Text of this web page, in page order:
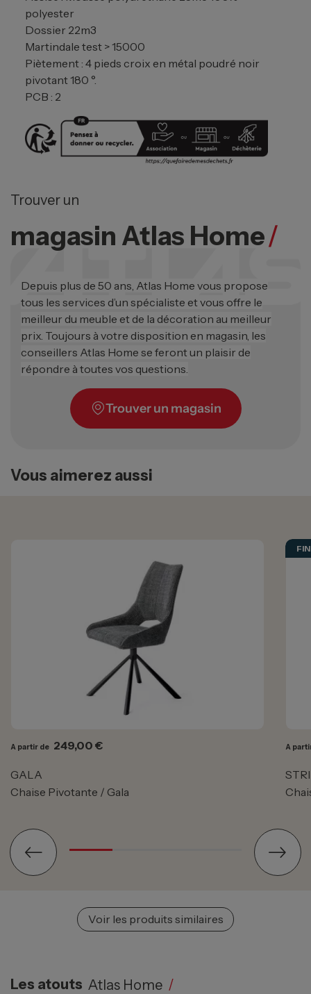
polyester
Dossier 22m3
Martindale test > 15000
Piètement : 4 pieds croix en métal poudré noir
pivotant 180 °.
PCB : 2
Trouver un
magasin Atlas Home/
Depuis plus de 50 ans, Atlas Home vous propose
tous les services d’un spécialiste et vous offre le
meilleur du meuble et de la décoration au meilleur
prix. Toujours à votre disposition en magasin, les
conseillers Atlas Home se feront un plaisir de
répondre à toutes vos questions.
Trouver un magasin
Vous aimerez aussi
A partir de Prix
249,00 €
GALA
Chaise Pivotante / Gala
A
Voir les produits similaires
Les atouts Atlas Home /